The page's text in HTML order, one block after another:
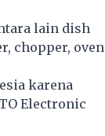
lain dish
chopper, oven
karena
Electronic